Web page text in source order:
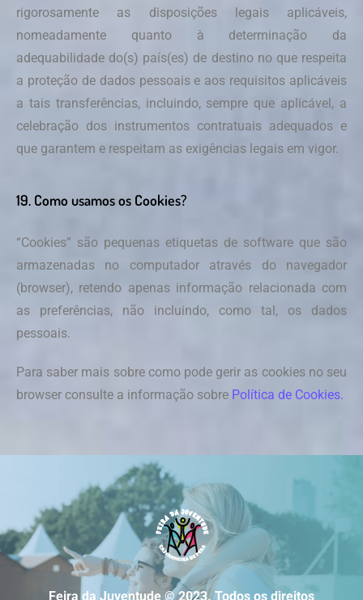
rigorosamente as disposições legais aplicáveis,
nomeadamente quanto à determinação da
adequabilidade do(s) país(es) de destino no que respeita
a proteção de dados pessoais e aos requisitos aplicáveis
a tais transferências, incluindo, sempre que aplicável, a
celebração dos instrumentos contratuais adequados e
que garantem e respeitam as exigências legais em vigor.
19. Como usamos os Cookies?
“Cookies” são pequenas etiquetas de software que são
armazenadas no computador através do navegador
(browser), retendo apenas informação relacionada com
as preferências, não incluindo, como tal, os dados
pessoais.
Para saber mais sobre como pode gerir as cookies no seu
browser consulte a informação sobre Política de Cookies.
Feira da Juventude © 2023. Todos os direitos